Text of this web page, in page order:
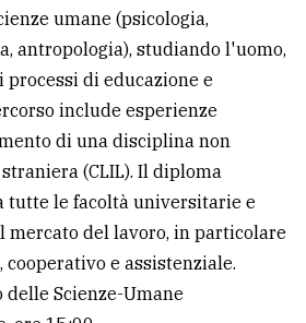
umane (psicologia,
antropologia), studiando l'uomo,
di educazione e
include esperienze
di una disciplina non
(CLIL). Il diploma
tutte le facoltà universitarie e
mercato del lavoro, in particolare
e assistenziale.
delle Scienze-Umane